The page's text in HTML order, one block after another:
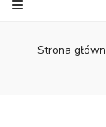
Strona